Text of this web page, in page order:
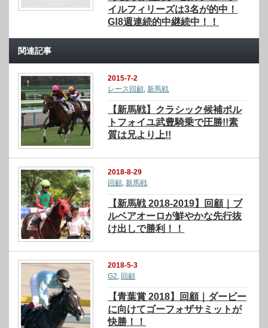
イルフィリーズは3名が的中！
GⅠ8週連続的中継続中！！
関連記事
2015-7-2
レース回顧, 新馬戦
【新馬戦】クラシック候補ポル
トフォイユ武豊騎乗で圧勝!!素
質は兄より上!!
2018-8-29
回顧 新馬戦
【新馬戦 2018-2019】回顧｜ブ
ルベアオーロが鮮やかな先行抜
け出しで勝利！！
2018-5-3
G2, 回顧
【青葉賞 2018】回顧｜ダービー
に向けてゴーフォザサミットが
快勝！！